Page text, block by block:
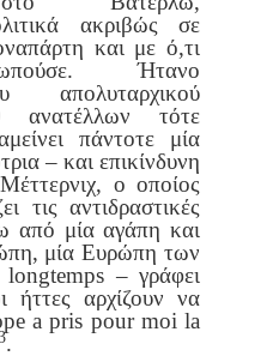
ακριβώς σε
και με ό,τι
Ήτανο
απολυταρχικού
ανατέλλων τότε
πάντοτε μία
– καιεπικίνδυνη
ο οποίος
τις αντιδραστικές
από μία αγάπη και
μία Ευρώπη των
– γράφει
αρχίζουν να
a pris pour moi la
.